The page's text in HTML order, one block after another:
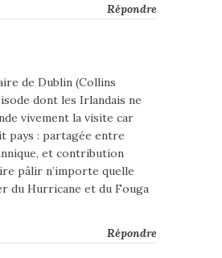
Répondre
de Dublin (Collins
dont les Irlandais ne
vivement la visite car
pays : partagée entre
et contribution
pâlir n’importe quelle
du Hurricane et du Fouga
Répondre